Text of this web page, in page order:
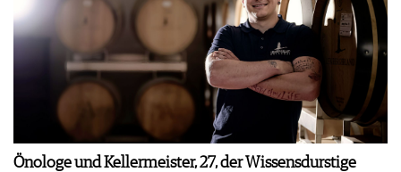
Önologe und Kellermeister, 27, der Wissensdurstige